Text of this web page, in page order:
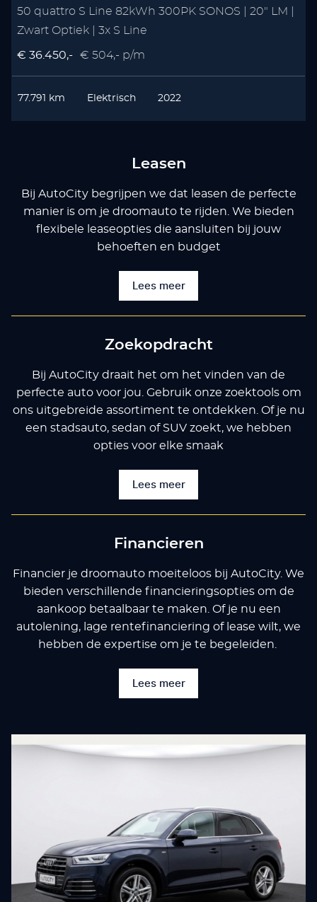
50 quattro S Line 82kWh 300PK SONOS | 20" LM |
Zwart Optiek | 3x S Line
€ 36.450,- € 504,- p/m
77.791 km Elektrisch 2022
Leasen
Bij AutoCity begrijpen we dat leasen de perfecte
manier is om je droomauto te rijden. We bieden
flexibele leaseopties die aansluiten bij jouw
behoeften en budget
Lees meer
Zoekopdracht
Bij AutoCity draait het om het vinden van de
perfecte auto voor jou. Gebruik onze zoektools om
ons uitgebreide assortiment te ontdekken. Of je nu
een stadsauto, sedan of SUV zoekt, we hebben
opties voor elke smaak
Lees meer
Financieren
Financier je droomauto moeiteloos bij AutoCity. We
bieden verschillende financieringsopties om de
aankoop betaalbaar te maken. Of je nu een
autolening, lage rentefinanciering of lease wilt, we
hebben de expertise om je te begeleiden.
Lees meer